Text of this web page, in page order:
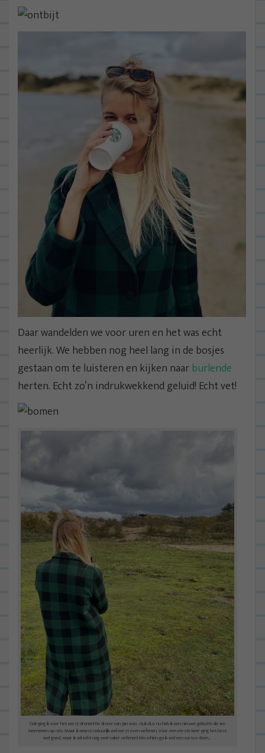
Daar wandelden we voor uren en het was echt
heerlijk. We hebben nog heel lang in de bosjes
gestaan om te luisteren en kijken naarburlende
herten. Echt zo’n indrukwekkend geluid! Echt vet!
Ook ging ik voor het eerst dronen! De drone van Jan was stuk dus nu heb ik een nieuwe gekocht die we
meenemen op reis. Maar ik moest natuurlijk wel eerst even oefenen. Voor een eerste keer ging het best
wel goed, maar ik wil echt nog veel vaker oefenen! Misschien ga ik wel een cursus doen…